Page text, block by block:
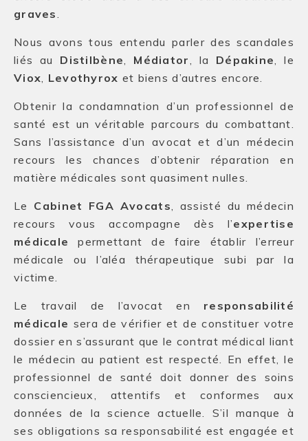
graves.
Nous avons tous entendu parler des scandales
liés au Distilbène, Médiator, la Dépakine, le
Viox, Levothyrox et biens d’autres encore.
Obtenir la condamnation d’un professionnel de
santé est un véritable parcours du combattant.
Sans l’assistance d’un avocat et d’un médecin
recours les chances d’obtenir réparation en
matière médicales sont quasiment nulles.
Le Cabinet FGA Avocats, assisté du médecin
recours vous accompagne dès l’expertise
médicale
permettant de faire établir l’erreur
médicale ou l’aléa thérapeutique subi par la
victime.
Le travail de l’avocat en responsabilité
médicale sera de vérifier et de constituer votre
dossier en s’assurant que le contrat médical liant
le médecin au patient est respecté. En effet, le
professionnel de santé doit donner des soins
consciencieux, attentifs et conformes aux
données de la science actuelle. S’il manque à
ses obligations sa responsabilité est engagée et